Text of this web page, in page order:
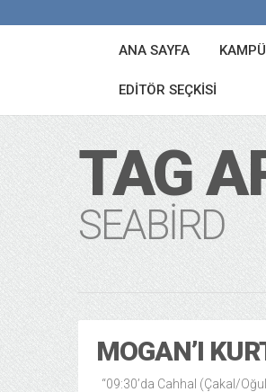
ANA SAYFA
EDITÖR SEÇKISI
TAG
SEABIRD
MOGAN’I
“09:30’da Cahhal (Çakal/